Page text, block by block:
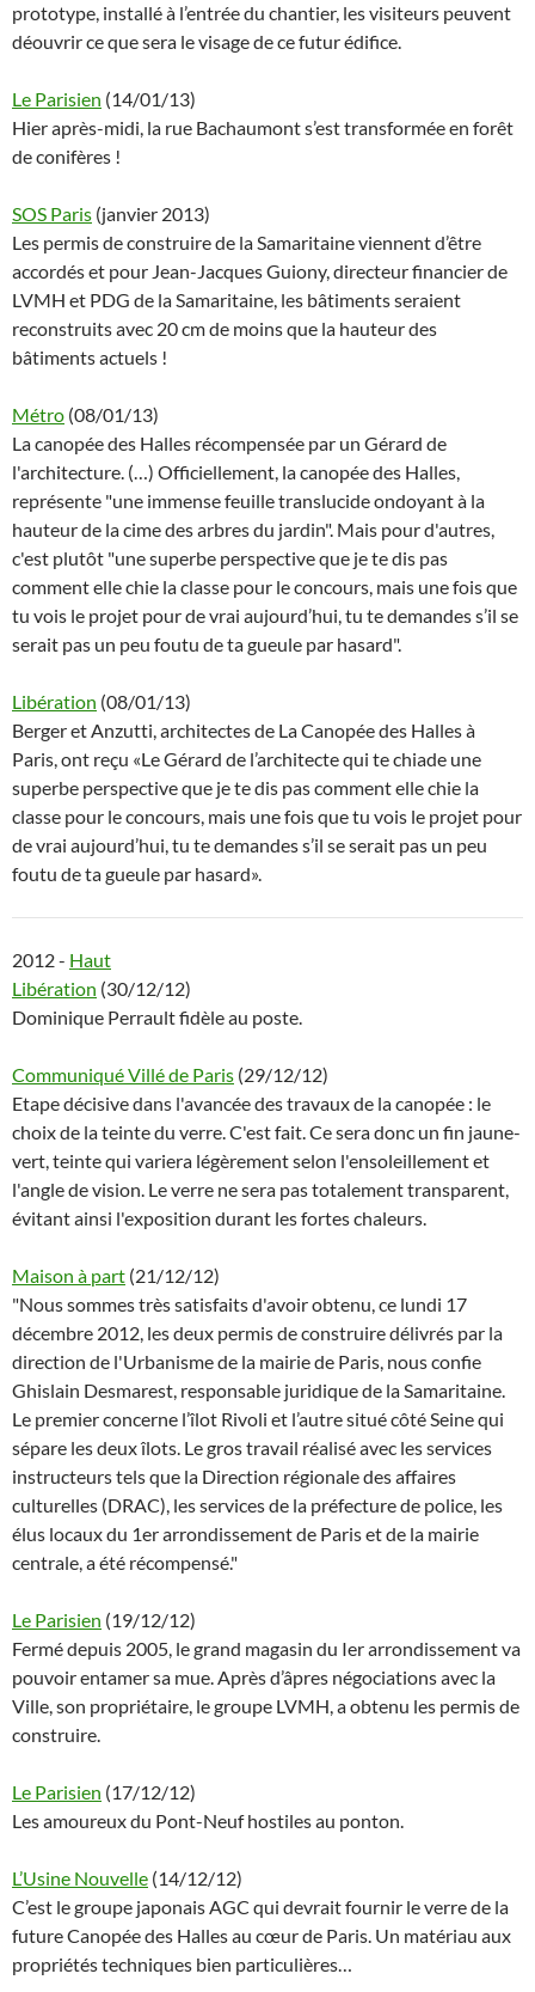
prototype, installé à l’entrée du chantier, les visiteurs peuvent
déouvrir ce que sera le visage de ce futur édifice.
Le Parisien (14/01/13)
Hier après-midi, la rue Bachaumont s’est transformée en forêt
de conifères !
SOS Paris (janvier 2013)
Les permis de construire de la Samaritaine viennent d’être
accordés et pour Jean-Jacques Guiony, directeur financier de
LVMH et PDG de la Samaritaine, les bâtiments seraient
reconstruits avec 20 cm de moins que la hauteur des
bâtiments actuels !
Métro (08/01/13)
La canopée des Halles récompensée par un Gérard de
l'architecture. (…) Officiellement, la canopée des Halles,
représente "une immense feuille translucide ondoyant à la
hauteur de la cime des arbres du jardin". Mais pour d'autres,
c'est plutôt "une superbe perspective que je te dis pas
comment elle chie la classe pour le concours, mais une fois que
tu vois le projet pour de vrai aujourd’hui, tu te demandes s’il se
serait pas un peu foutu de ta gueule par hasard".
Libération (08/01/13)
Berger et Anzutti, architectes de La Canopée des Halles à
Paris, ont reçu «Le Gérard de l’architecte qui te chiade une
superbe perspective que je te dis pas comment elle chie la
classe pour le concours, mais une fois que tu vois le projet pour
de vrai aujourd’hui, tu te demandes s’il se serait pas un peu
foutu de ta gueule par hasard».
2012 - Haut
Libération (30/12/12)
Dominique Perrault fidèle au poste.
Communiqué Villé de Paris (29/12/12)
Etape décisive dans l'avancée des travaux de la canopée : le
choix de la teinte du verre. C'est fait. Ce sera donc un fin jaune-
vert, teinte qui variera légèrement selon l'ensoleillement et
l'angle de vision. Le verre ne sera pas totalement transparent,
évitant ainsi l'exposition durant les fortes chaleurs.
Maison à part (21/12/12)
"Nous sommes très satisfaits d'avoir obtenu, ce lundi 17
décembre 2012, les deux permis de construire délivrés par la
direction de l'Urbanisme de la mairie de Paris, nous confie
Ghislain Desmarest, responsable juridique de la Samaritaine.
Le premier concerne l’îlot Rivoli et l’autre situé côté Seine qui
sépare les deux îlots. Le gros travail réalisé avec les services
instructeurs tels que la Direction régionale des affaires
culturelles (DRAC), les services de la préfecture de police, les
élus locaux du 1er arrondissement de Paris et de la mairie
centrale, a été récompensé."
Le Parisien (19/12/12)
Fermé depuis 2005, le grand magasin du Ier arrondissement va
pouvoir entamer sa mue. Après d’âpres négociations avec la
Ville, son propriétaire, le groupe LVMH, a obtenu les permis de
construire.
Le Parisien (17/12/12)
Les amoureux du Pont-Neuf hostiles au ponton.
L’Usine Nouvelle (14/12/12)
C’est le groupe japonais AGC qui devrait fournir le verre de la
future Canopée des Halles au cœur de Paris. Un matériau aux
propriétés techniques bien particulières…